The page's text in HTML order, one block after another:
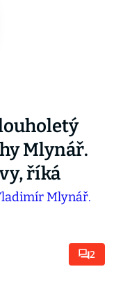
Mlynář.
říká
2